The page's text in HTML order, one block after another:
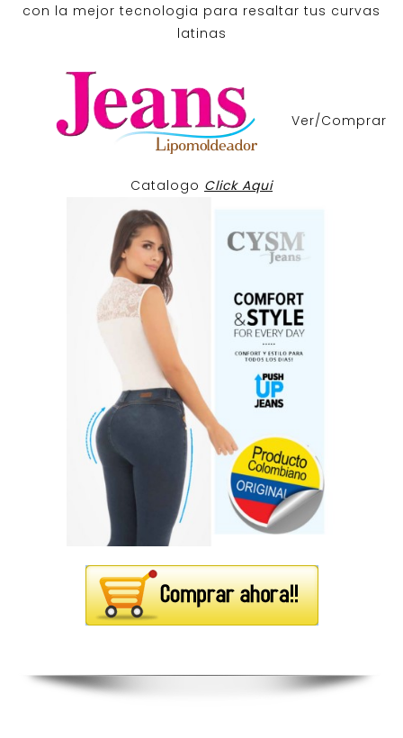
con la mejor tecnologia para resaltar tus curvas
latinas
Ver/Comprar
Catalogo Click Aqui